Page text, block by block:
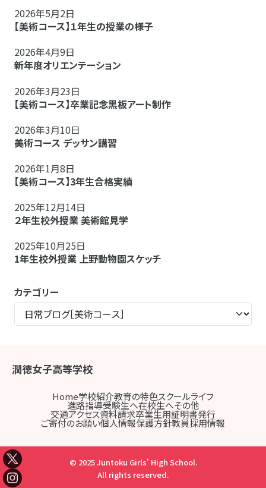
2026年5月2日
【美術コース】１年生の授業の様子
2026年4月9日
新年度オリエンテーション
2026年3月23日
【美術コース】卒業記念黒板アート制作
2026年3月10日
美術コース デッサン講習
2026年1月8日
【美術コース】3年生合格実績
2025年12月14日
２年生校外授業 美術館見学
2025年10月25日
1年生校外授業 上野動物園スケッチ
カテゴリー
潤徳女子高等学校
Home学校紹介教育の特色スクールライフ
進路指導受験生へ在校生へその他
交通アクセス資料請求卒業生用証明書発行
ご寄付のお願い個人情報保護方針教員採用情報
© 2025 Juntoku Girls' High School.
All rights reserved.